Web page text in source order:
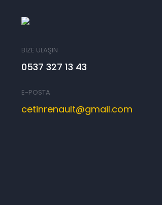
BİZE ULAŞIN
0537 327 13 43
E-POSTA
cetinrenault@gmail.com